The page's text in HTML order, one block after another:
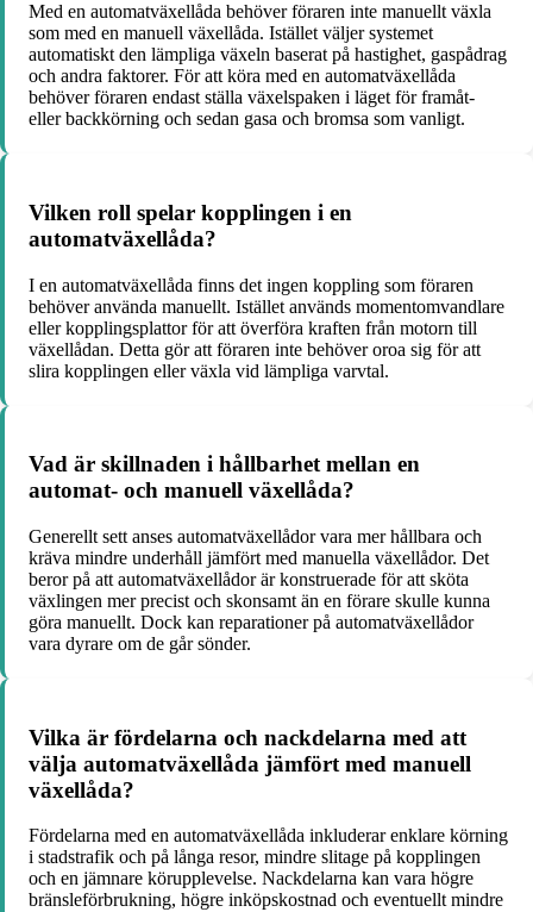
Med en automatväxellåda behöver föraren inte manuellt växla
som med en manuell växellåda. Istället väljer systemet
automatiskt den lämpliga växeln baserat på hastighet, gaspådrag
och andra faktorer. För att köra med en automatväxellåda
behöver föraren endast ställa växelspaken i läget för framåt-
eller backkörning och sedan gasa och bromsa som vanligt.
Vilken roll spelar kopplingen i en
automatväxellåda?
I en automatväxellåda finns det ingen koppling som föraren
behöver använda manuellt. Istället används momentomvandlare
eller kopplingsplattor för att överföra kraften från motorn till
växellådan. Detta gör att föraren inte behöver oroa sig för att
slira kopplingen eller växla vid lämpliga varvtal.
Vad är skillnaden i hållbarhet mellan en
automat- och manuell växellåda?
Generellt sett anses automatväxellådor vara mer hållbara och
kräva mindre underhåll jämfört med manuella växellådor. Det
beror på att automatväxellådor är konstruerade för att sköta
växlingen mer precist och skonsamt än en förare skulle kunna
göra manuellt. Dock kan reparationer på automatväxellådor
vara dyrare om de går sönder.
Vilka är fördelarna och nackdelarna med att
välja automatväxellåda jämfört med manuell
växellåda?
Fördelarna med en automatväxellåda inkluderar enklare körning
i stadstrafik och på långa resor, mindre slitage på kopplingen
och en jämnare körupplevelse. Nackdelarna kan vara högre
bränsleförbrukning, högre inköpskostnad och eventuellt mindre